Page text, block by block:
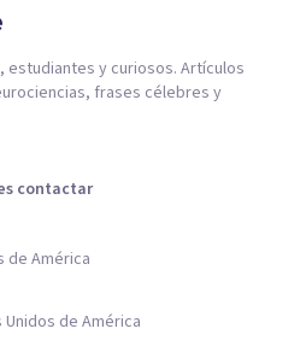
y curiosos. Artículos
frases célebres y
contactar
de América
de América